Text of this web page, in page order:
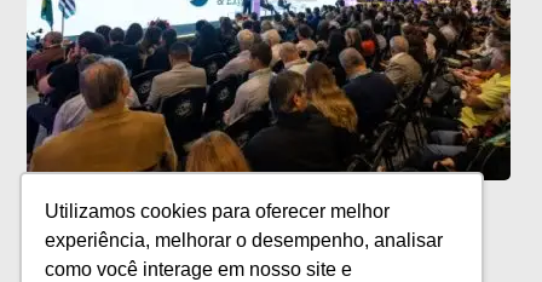
Utilizamos cookies para oferecer melhor
experiência, melhorar o desempenho, analisar
como você interage em nosso site e
The Brazil Conference & Expo destaca
relevância econômica dos alimentos
frescos